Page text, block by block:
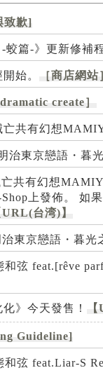
致歉]
蛟篇-》更新修補
始。 ［商店網站
dramatic create］
共有幻想
治東京戀語・暮
共有幻想
上發佈。 如
URL(台湾)】
東京戀語・暮光
弦 feat.[rêve
》今天發售！
Guideline]
弦 feat.Liar-S